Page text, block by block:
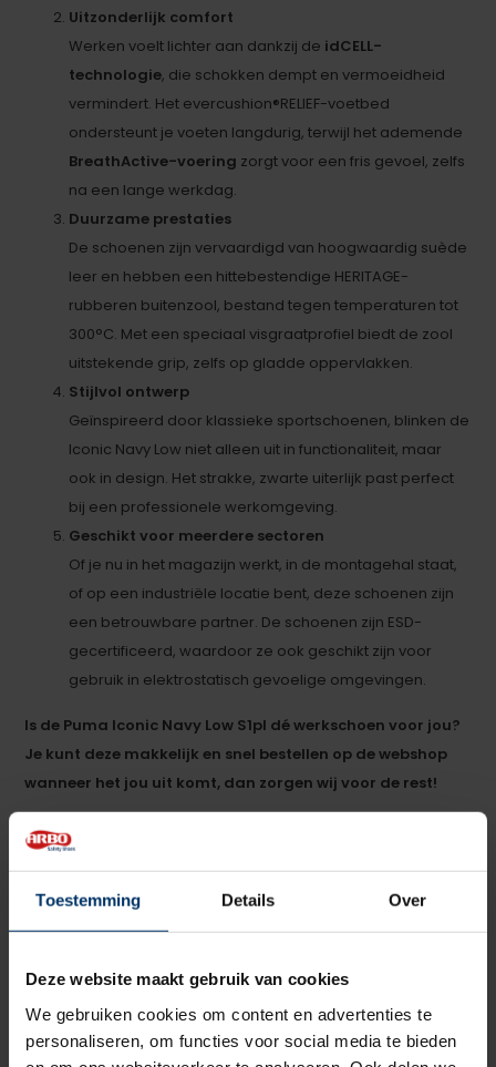
Toestemming Details Over
Deze website maakt gebruik van cookies
We gebruiken cookies om content en advertenties te
personaliseren, om functies voor social media te bieden
Uitzonderlijk comfort
Werken voelt lichter aan dankzij de idCELL-
technologie, die schokken dempt en vermoeidheid
vermindert. Het evercushion®RELIEF-voetbed
ondersteunt je voeten langdurig, terwijl het ademende
BreathActive-voering zorgt voor een fris gevoel, zelfs
na een lange werkdag.
Duurzame prestaties
De schoenen zijn vervaardigd van hoogwaardig suède
leer en hebben een hittebestendige HERITAGE-
rubberen buitenzool, bestand tegen temperaturen tot
300°C. Met een speciaal visgraatprofiel biedt de zool
uitstekende grip, zelfs op gladde oppervlakken.
Stijlvol ontwerp
Geïnspireerd door klassieke sportschoenen, blinken de
Iconic Navy Low niet alleen uit in functionaliteit, maar
ook in design. Het strakke, zwarte uiterlijk past perfect
bij een professionele werkomgeving.
Geschikt voor meerdere sectoren
Of je nu in het magazijn werkt, in de montagehal staat,
of op een industriële locatie bent, deze schoenen zijn
een betrouwbare partner. De schoenen zijn ESD-
gecertificeerd, waardoor ze ook geschikt zijn voor
gebruik in elektrostatisch gevoelige omgevingen.
Is de Puma Iconic Navy Low S1pl dé werkschoen voor jou?
Je kunt deze makkelijk en snel bestellen op de webshop
wanneer het jou uit komt, dan zorgen wij voor de rest!
Wil je de schoenen toch even passen, dan kan dat in
onzeshowroom
altijd contact opnemen met een van onze specialisten.